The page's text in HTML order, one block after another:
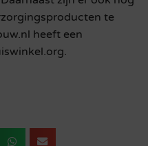
te
heeft een